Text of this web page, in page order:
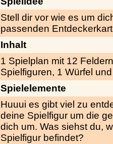
Stell dir vor wie es um
passenden
Inhalt
1 Spielplan mit 12
Spielfiguren, 1 Würfel
Spielelemente
Huuui es gibt viel zu
deine Spielfigur um die
dich um. Was siehst du,
Spielfigur befindet?